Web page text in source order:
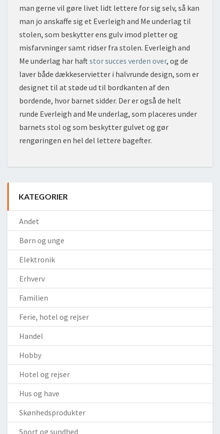
man gerne vil gøre livet lidt lettere for sig selv, så kan
man jo anskaffe sig et Everleigh and Me underlag til
stolen, som beskytter ens gulv imod pletter og
misfarvninger samt ridser fra stolen. Everleigh and
Me underlag har haftstor succes verden over, og de
laver både dækkeservietter i halvrunde design, som er
designet til at støde ud til bordkanten af den
bordende, hvor barnet sidder. Der er også de helt
runde Everleigh and Me underlag, som placeres under
barnets stol og som beskytter gulvet og gør
rengøringen en hel del lettere bagefter.
Post
navigation
KATEGORIER
Andet
Børn og unge
Elektronik
Erhverv
Familien
Ferie, hotel og rejser
Handel
Hobby
Hotel og rejser
Hus og have
Skønhedsprodukter
Sport og sundhed